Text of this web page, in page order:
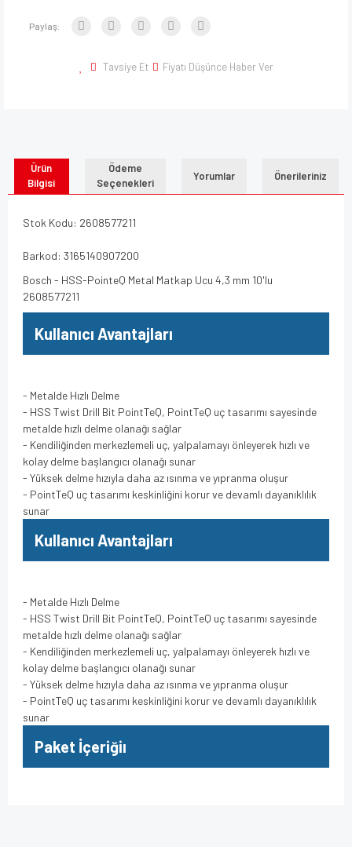
Paylaş:
Tavsiye Et Fiyatı Düşünce Haber Ver
Ürün
Bilgisi
Ödeme
Seçenekleri
Yorumlar Önerileriniz
Stok Kodu: 2608577211
Barkod: 3165140907200
Bosch - HSS-PointeQ Metal Matkap Ucu 4,3 mm 10'lu
2608577211
Kullanıcı Avantajları
- Metalde Hızlı Delme
- HSS Twist Drill Bit PointTeQ, PointTeQ uç tasarımı sayesinde
metalde hızlı delme olanağı sağlar
- Kendiliğinden merkezlemeli uç, yalpalamayı önleyerek hızlı ve
kolay delme başlangıcı olanağı sunar
- Yüksek delme hızıyla daha az ısınma ve yıpranma oluşur
- PointTeQ uç tasarımı keskinliğini korur ve devamlı dayanıklılık
sunar
Kullanıcı Avantajları
- Metalde Hızlı Delme
- HSS Twist Drill Bit PointTeQ, PointTeQ uç tasarımı sayesinde
metalde hızlı delme olanağı sağlar
- Kendiliğinden merkezlemeli uç, yalpalamayı önleyerek hızlı ve
kolay delme başlangıcı olanağı sunar
- Yüksek delme hızıyla daha az ısınma ve yıpranma oluşur
- PointTeQ uç tasarımı keskinliğini korur ve devamlı dayanıklılık
sunar
Paket İçeriğiı